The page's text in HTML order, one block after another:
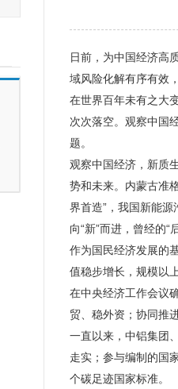
日前，为中国经济高
域风险化解有序有效
在世界百年未有之大
次次落空。观察中国
题。
观察中国经济，新质
势和未来。内蒙古准
界首造”，我国新能
向“新”而进，曾经的“
作为国民经济发展的
值稳步增长，规模以
在中央经济工作会议
贸、稳外资；协同推
一直以来，中铝集团
走实；参与编制的国
个碳足迹国家标准。